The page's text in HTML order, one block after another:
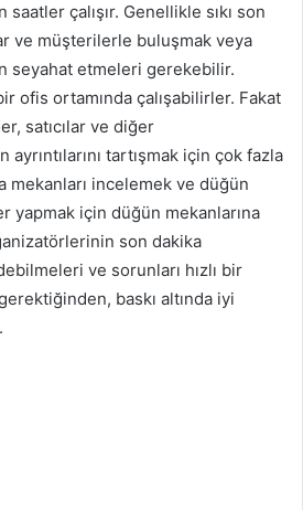
çalışır. Genellikle sıkı son
ve müşterilerle buluşmak veya
seyahat etmeleri gerekebilir.
ofis ortamında çalışabilirler. Fakat
satıcılar ve diğer
tartışmak için çok fazla
mekanları incelemek ve düğün
yapmak için düğün mekanlarına
son dakika
ve sorunları hızlı bir
baskı altında iyi